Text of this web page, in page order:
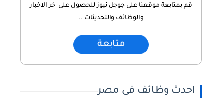
قم بمتابعة موقعنا على جوجل نيوز للحصول على اخر الاخبار
والوظائف والتحديثات ..
متابعة
احدث وظائف فى مصر